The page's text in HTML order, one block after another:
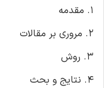
1. مقدمه
2. مروری بر مقالات
3. روش
4. نتایج و بحث